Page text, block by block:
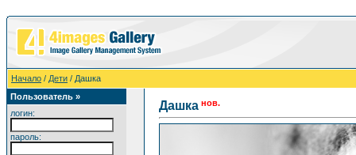
Начало / Дети / Дашка
Пользователь »
логин:
пароль:
Дашка нов.